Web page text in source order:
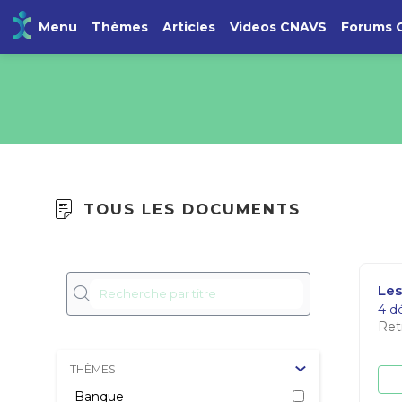
Menu Thèmes Articles Videos CNAVS Forums
TOUS LES DOCUMENTS
THÈMES
Banque
4